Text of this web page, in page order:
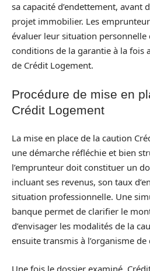
sa capacité d’endettement, avant
projet immobilier. Les
évaluer leur situation personnelle
conditions de la garantie à la fois
de Crédit Logement.
Procédure de mise en
Crédit Logement
La mise en place de la caution
une démarche réfléchie et bien
l’emprunteur doit constituer un
incluant ses revenus, son taux
situation professionnelle. Une
banque permet de clarifier le
d’envisager les modalités de la
ensuite transmis à l’organisme de
Une fois le dossier examiné,